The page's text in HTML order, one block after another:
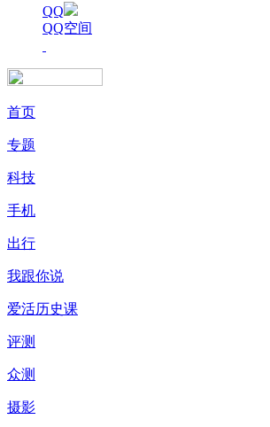
QQ
QQ空间
首页
专题
科技
手机
出行
我跟你说
爱活历史课
评测
众测
摄影